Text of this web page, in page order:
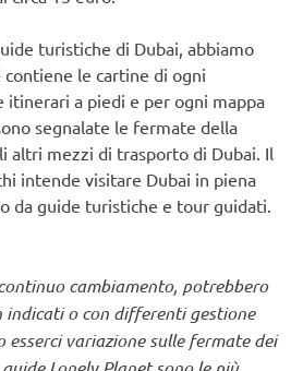
turistiche di Dubai, abbiamo
contiene le cartine di ogni
itinerari a piedi e per ogni mappa
segnalate le fermate della
altri mezzi di trasporto di Dubai. Il
intende visitare Dubai in piena
da guide turistiche e tour guidati.
cambiamento, potrebbero
indicati o con differenti gestione
esserci variazione sulle fermate dei